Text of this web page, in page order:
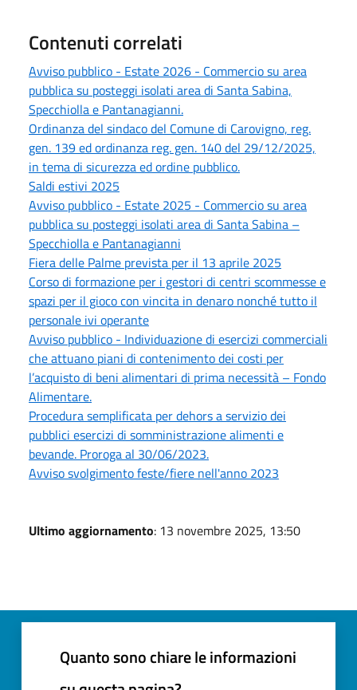
Contenuti correlati
Avviso pubblico - Estate 2026 - Commercio su area
pubblica su posteggi isolati area di Santa Sabina,
Specchiolla e Pantanagianni.
Ordinanza del sindaco del Comune di Carovigno, reg.
gen. 139 ed ordinanza reg. gen. 140 del 29/12/2025,
in tema di sicurezza ed ordine pubblico.
Saldi estivi 2025
Avviso pubblico - Estate 2025 - Commercio su area
pubblica su posteggi isolati area di Santa Sabina –
Specchiolla e Pantanagianni
Fiera delle Palme prevista per il 13 aprile 2025
Corso di formazione per i gestori di centri scommesse e
spazi per il gioco con vincita in denaro nonché tutto il
personale ivi operante
Avviso pubblico - Individuazione di esercizi commerciali
che attuano piani di contenimento dei costi per
l’acquisto di beni alimentari di prima necessità – Fondo
Alimentare.
Procedura semplificata per dehors a servizio dei
pubblici esercizi di somministrazione alimenti e
bevande. Proroga al 30/06/2023.
Avviso svolgimento feste/fiere nell'anno 2023
Ultimo aggiornamento: 13 novembre 2025, 13:50
Quanto sono chiare le informazioni